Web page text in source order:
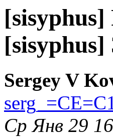
[sisyphus]
Sergey V
Ср Янв 29